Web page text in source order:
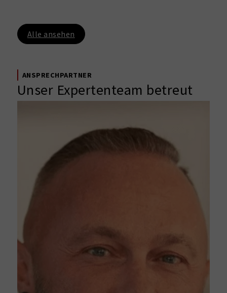
Alle ansehen
ANSPRECHPARTNER
Unser Expertenteam betreut